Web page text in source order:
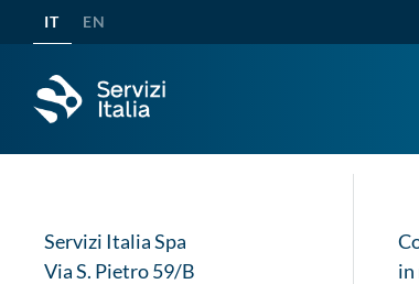
IT EN
Borse di studio
nel talento di domani
Academy
secondo ciclo
Servizi Italia Spa
Via S. Pietro 59/B
in